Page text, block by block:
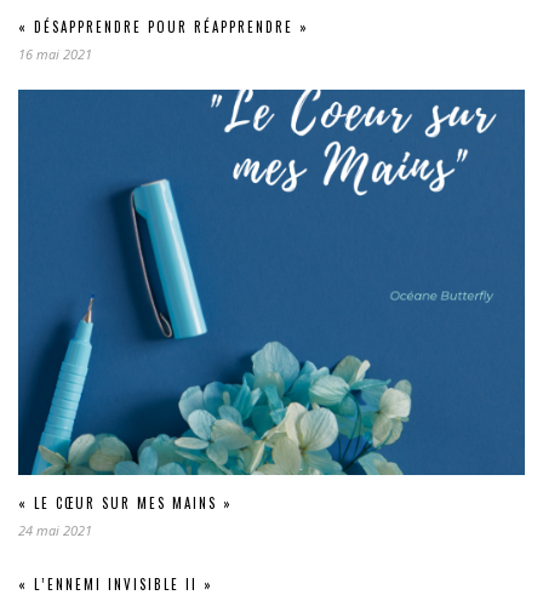
« DÉSAPPRENDRE POUR RÉAPPRENDRE »
16 mai 2021
« LE CŒUR SUR MES MAINS »
24 mai 2021
« L’ENNEMI INVISIBLE II »